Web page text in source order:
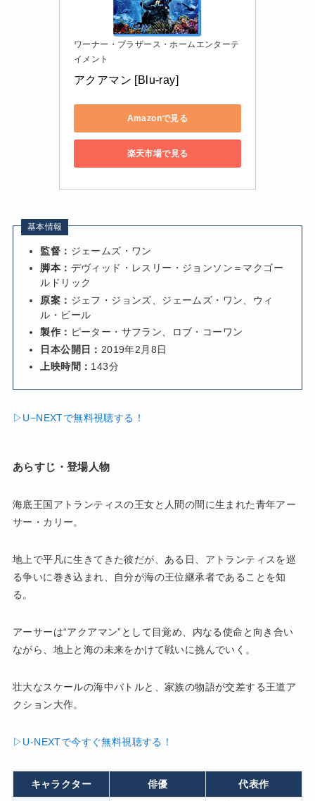
ワーナー・ブラザース・ホームエンターテ
イメント
アクアマン [Blu-ray]
Amazonで見る
楽天市場で見る
基本情報
監督： ジェームズ・ワン
脚本： デヴィッド・レスリー・ジョンソン＝マクゴー
ルドリック
原案： ジェフ・ジョンズ、ジェームズ・ワン、ウィ
ル・ビール
製作： ピーター・サフラン、ロブ・コーワン
日本公開日： 2019年2月8日
上映時間： 143分
▷U−NEXTで無料視聴する！
あらすじ・登場人物
海底王国アトランティスの王女と人間の間に生まれた青年アー
サー・カリー。
地上で平凡に生きてきた彼だが、ある日、アトランティスを巡
る争いに巻き込まれ、自分が海の王位継承者であることを知
る。
アーサーは“アクアマン”として目覚め、内なる使命と向き合い
ながら、地上と海の未来をかけて戦いに挑んでいく。
壮大なスケールの海中バトルと、家族の物語が交差する王道ア
クション大作。
▷U-NEXTで今すぐ無料視聴する！
キャラクター 俳優 代表作